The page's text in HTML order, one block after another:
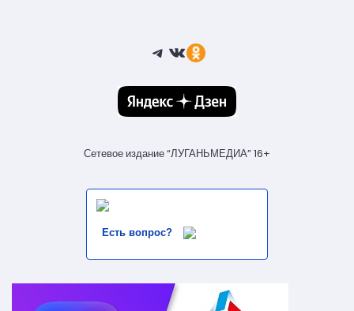
Telegram
ВКонтакте
Ссылка
Сетевое издание “ЛУГАНЬМЕДИА” 16+
Есть вопрос?